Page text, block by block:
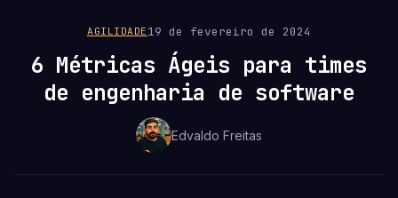
AGILIDADE 19 de fevereiro de 2024
6 Métricas Ágeis para times
de engenharia de software
Edvaldo Freitas